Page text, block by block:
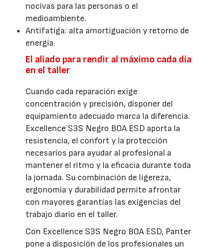
nocivas para las personas o el
medioambiente.
Antifatiga: alta amortiguación y retorno de
energía.
El aliado para rendir al máximo cada día
en el taller
Cuando cada reparación exige
concentración y precisión, disponer del
equipamiento adecuado marca la diferencia.
Excellence S3S Negro BOA ESD aporta la
resistencia, el confort y la protección
necesarios para ayudar al profesional a
mantener el ritmo y la eficacia durante toda
la jornada. Su combinación de ligereza,
ergonomía y durabilidad permite afrontar
con mayores garantías las exigencias del
trabajo diario en el taller.
Con Excellence S3S Negro BOA ESD, Panter
pone a disposición de los profesionales un